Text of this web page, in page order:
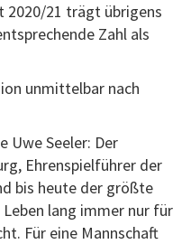
2020/21 trägt übrigens
Zahl als
unmittelbar nach
Uwe Seeler: Der
Ehrenspielführer der
bis heute der größte
lang immer nur für
Für eine Mannschaft